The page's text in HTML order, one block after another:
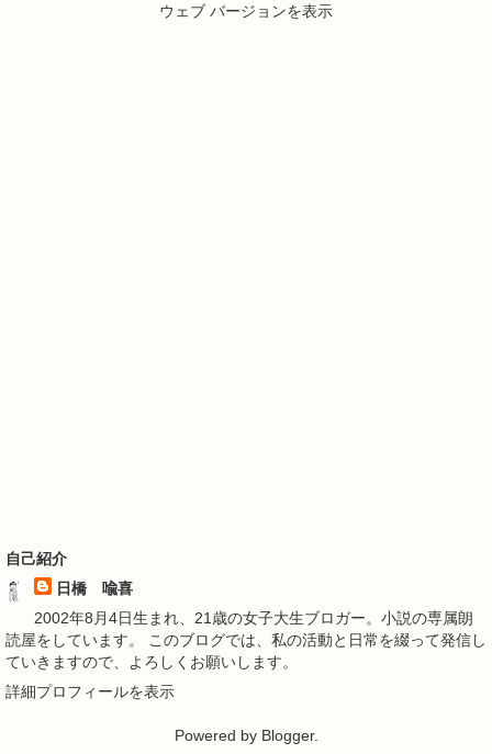
ウェブ バージョンを表示
自己紹介
日橋 喩喜
2002年8月4日生まれ、21歳の女子大生ブロガー。小説の専属朗
読屋をしています。 このブログでは、私の活動と日常を綴って発信し
ていきますので、よろしくお願いします。
詳細プロフィールを表示
Powered by Blogger.